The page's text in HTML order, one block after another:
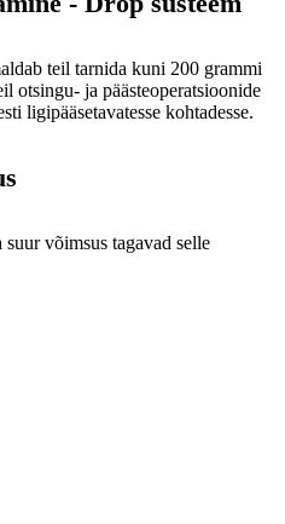
teil tarnida kuni 200 grammi
otsingu- ja päästeoperatsioonide
ligipääsetavatesse kohtadesse.
võimsus tagavad selle